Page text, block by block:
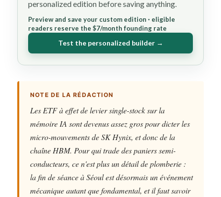
personalized edition before saving anything.
Preview and save your custom edition · eligible
readers reserve the $7/month founding rate
Test the personalized builder →
NOTE DE LA RÉDACTION
Les ETF à effet de levier single-stock sur la
mémoire IA sont devenus assez gros pour dicter les
micro-mouvements de SK Hynix, et donc de la
chaîne HBM. Pour qui trade des paniers semi-
conducteurs, ce n'est plus un détail de plomberie :
la fin de séance à Séoul est désormais un événement
mécanique autant que fondamental, et il faut savoir